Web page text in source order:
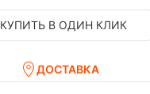
КУПИТЬ В ОДИН КЛИК
ДОСТАВКА